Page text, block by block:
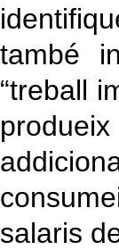
també
“treball
salaris